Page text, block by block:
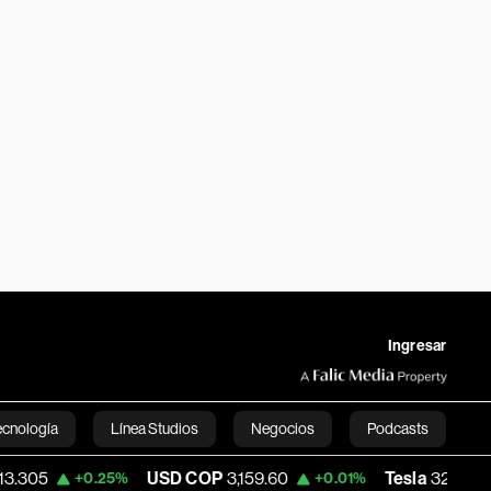
Ingresar
Línea Studios Negocios Podcasts
English
USD COP 3,159.60 +0.01% Tesla 328.50 +2.80%